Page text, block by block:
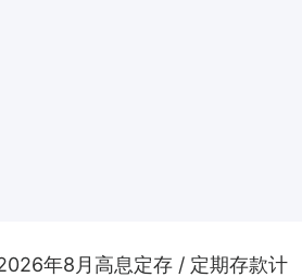
年8月高息定存 / 定期存款计